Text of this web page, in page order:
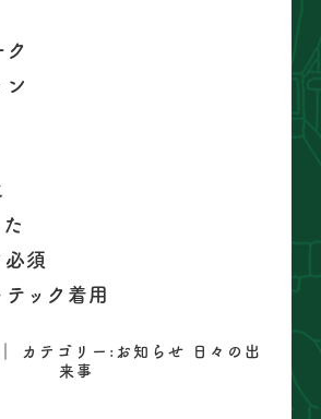
ク
ン
必須
ック着用
カテゴリー: お知らせ
日々の出
来事